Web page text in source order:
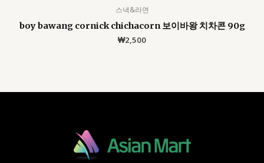
스낵&라면
boy bawang cornick chichacorn 보이바왕 치차콘 90g
₩2,500